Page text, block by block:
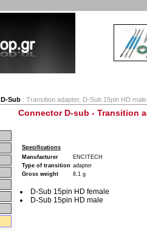
D-Sub : Transition adapter, D-Sub 15pin HD
Connector D-sub - Transition
Specifications
Manufacturer
ENCITECH
Type of transition adapter
Gross weight
8.1 g
D-Sub 15pin HD female
D-Sub 15pin HD male